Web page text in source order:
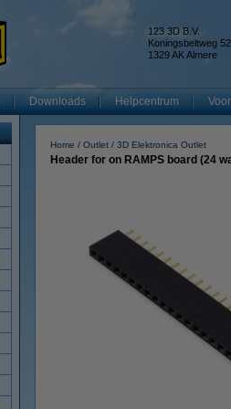
123 3D B.V.
Koningsbeltweg 52
1329 AK Almere
Downloads Helpcentrum
Home Outlet 3D Elektronica Outlet
Header for on RAMPS board (24